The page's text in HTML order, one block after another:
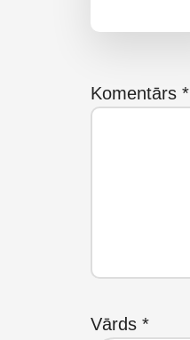
Komentārs *
Vārds *